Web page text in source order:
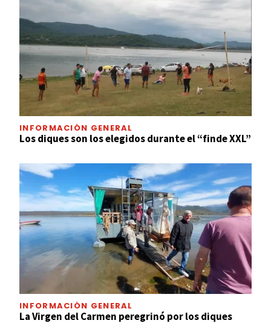
INFORMACIÓN GENERAL
Los diques son los elegidos durante el “finde XXL”
INFORMACIÓN GENERAL
La Virgen del Carmen peregrinó por los diques